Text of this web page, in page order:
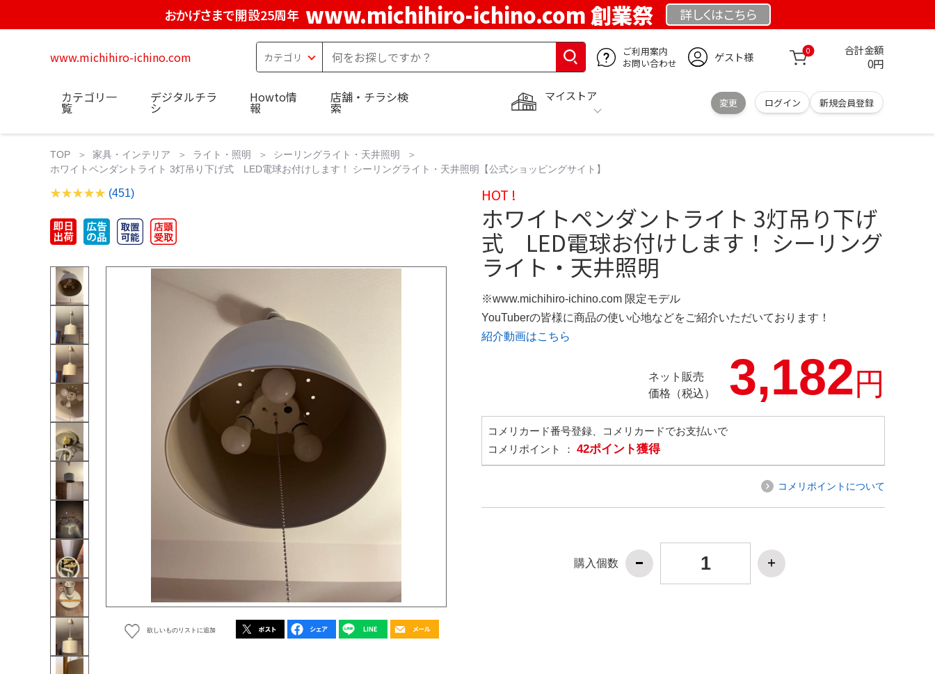
おかげさまで開設25周年 www.michihiro-ichino.com 創業祭 詳しくはこちら
www.michihiro-ichino.com
ご利用案内
お問い合わせ
ゲスト様 0 合計金額
0円
マイストア
変更 ログイン 新規会員登録
カテゴリ一
覧
デジタルチラ
シ
Howto情
報
店舗・チラシ検
索
TOP 家具・インテリア ライト・照明
シーリングライト・天井照明
ホワイトペンダントライト 3灯吊り下げ式 LED電球お付けします！ シーリングライト・天井照明【公式ショッピングサイト】
(451)
欲しいものリストに追加
HOT !
ホワイトペンダントライト 3灯吊り下げ
式 LED電球お付けします！ シーリング
ライト・天井照明
※www.michihiro-ichino.com 限定モデル
YouTuberの皆様に商品の使い心地などをご紹介いただいております！
紹介動画はこちら
ネット販売
価格（税込）
3,182円
コメリカード番号登録、コメリカードでお支払いで
コメリポイント ： 42ポイント獲得
コメリポイントについて
購入個数